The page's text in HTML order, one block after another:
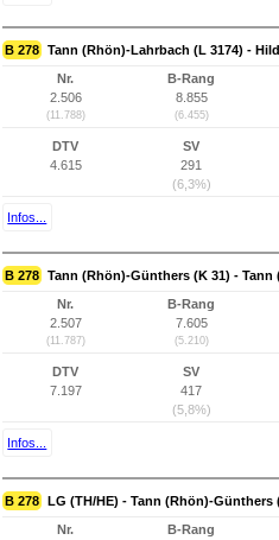
B 278 Tann (Rhön)-Lahrbach (L 3174) -
Nr.
2.506
(11.788)
B-Rang
8.855
(6.455)
DTV
4.615
SV
291
(6,3%)
Infos...
B 278 Tann (Rhön)-Günthers (K 31) - Tann
Nr.
2.507
(11.787)
B-Rang
7.605
(5.210)
DTV
7.197
SV
417
(5,8%)
Infos...
B 278 LG (TH/HE) - Tann (Rhön)-Günthers
Nr.
B-Rang